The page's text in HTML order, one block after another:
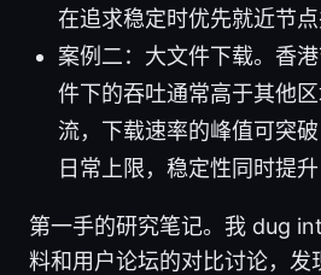
在追求稳定时优先就近节点
案例二：大文件下载。香
件下的吞吐通常高于其他
流，下载速率的峰值可突
日常上限，稳定性同时提升
第一手的研究笔记。我 dug
料和用户论坛的对比讨论，发